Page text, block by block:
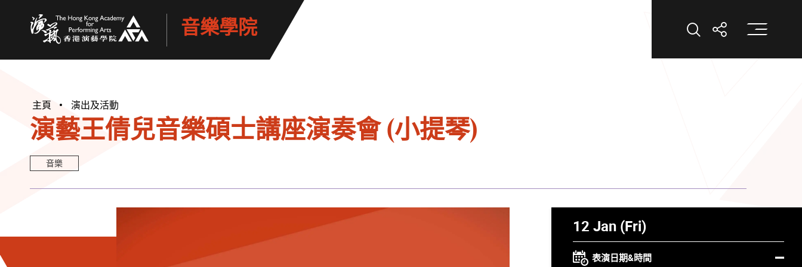
音樂學院 打開搜索打開分享打
主頁 演出及活動
演藝王倩兒音樂碩士講座演奏會 (小提琴)
音樂
12 Jan (Fri)
表演日期&時間